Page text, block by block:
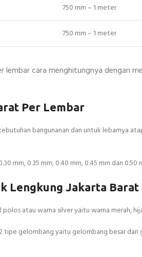
750 mm – 1 meter
750 mm – 1 meter
cara menghitungnya dengan
Per Lembar
bangunanan dan untuk lebarnya
mm, 0.35 mm, 0.40 mm, 0.45 mm dan 0.50
Lengkung Jakarta Barat
atau warna silver yaitu warna merah,
gelombang yaitu gelombang besar dan